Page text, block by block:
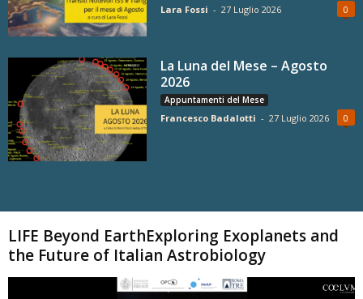
Lara Fossi - 27 Luglio 2026 0
La Luna del Mese – Agosto
2026
Appuntamenti del Mese
Francesco Badalotti - 27 Luglio 2026 0
LIFE Beyond EarthExploring Exoplanets and
the Future of Italian Astrobiology